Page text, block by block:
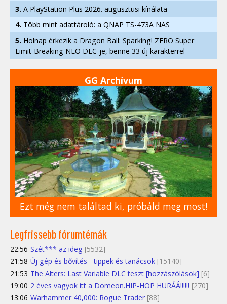
3. A PlayStation Plus 2026. augusztusi kínálata
4. Több mint adattároló: a QNAP TS-473A NAS
5. Holnap érkezik a Dragon Ball: Sparking! ZERO Super
Limit-Breaking NEO DLC-je, benne 33 új karakterrel
GG Archívum
Ezt még nem találtad ki, próbáld meg most!
Legfrissebb fórumtémák
22:56 Szét*** az ideg [5532]
21:58 Új gép és bővítés - tippek és tanácsok [15140]
21:53 The Alters: Last Variable DLC teszt [hozzászólások] [6]
19:00 2 éves vagyok itt a Domeon.HIP-HOP HURÁÁ!!!!!! [270]
13:06 Warhammer 40,000: Rogue Trader [88]